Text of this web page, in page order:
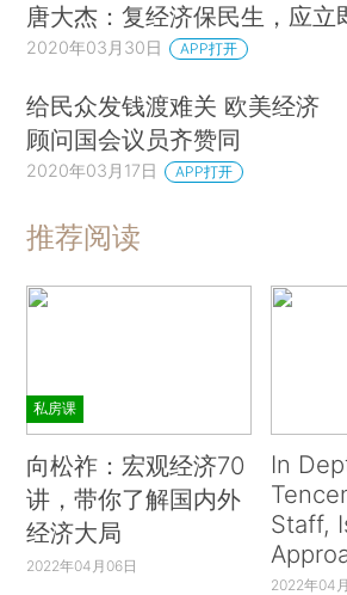
唐大杰：复经济保民生，应立
2020年03月30日 APP打开
给民众发钱渡难关 欧美经济
顾问国会议员齐赞同
2020年03月17日 APP打开
推荐阅读
私房课
向松祚：宏观经济70
讲，带你了解国内外
经济大局
2022年04月06日
In
Staff,
2022年04